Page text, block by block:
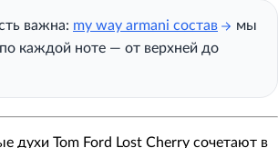
важна: my way armani состав
мы
каждой ноте — от верхней до
духи Tom Ford Lost Cherry сочетают в